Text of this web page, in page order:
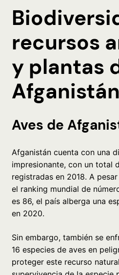
recursos
y plantas
Afganistán
Aves de
Afganistán cuenta con una
impresionante, con un total
registradas en 2018. A
el ranking mundial de
es 86, el país alberga una
en 2020.
Sin embargo, también se
16 especies de aves en
proteger este recurso